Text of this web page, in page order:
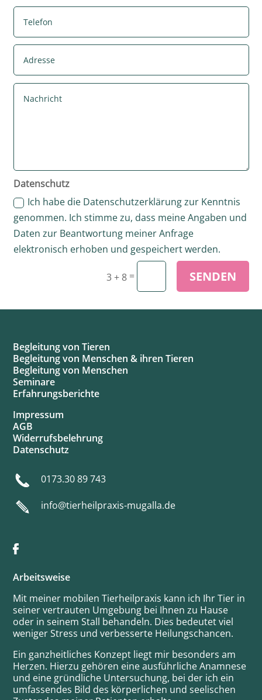
Datenschutz
Ich habe die Datenschutzerklärung zur Kenntnis
genommen. Ich stimme zu, dass meine Angaben und
Daten zur Beantwortung meiner Anfrage
elektronisch erhoben und gespeichert werden.
3 + 8= SENDEN
Begleitung von Tieren
Begleitung von Menschen & ihren Tieren
Begleitung von Menschen
Seminare
Erfahrungsberichte
Impressum
AGB
Widerrufsbelehrung
Datenschutz
0173.30 89 743
info@tierheilpraxis-mugalla.de
Arbeitsweise
Mit meiner mobilen Tierheilpraxis kann ich Ihr Tier in
seiner vertrauten Umgebung bei Ihnen zu Hause
oder in seinem Stall behandeln. Dies bedeutet viel
weniger Stress und verbesserte Heilungschancen.
Ein ganzheitliches Konzept liegt mir besonders am
Herzen. Hierzu gehören eine ausführliche Anamnese
und eine gründliche Untersuchung, bei der ich ein
umfassendes Bild des körperlichen und seelischen